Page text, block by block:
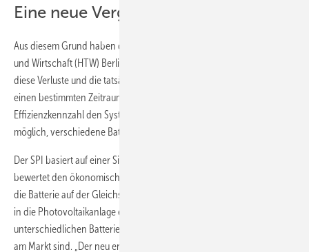
Eine neue Vergleichsgröße
Aus diesem Grund haben die Forscher der Hochschule für Technik
und Wirtschaft (HTW) Berlin jetzt ein neues Label entwickelt, in das all
diese Verluste und die tatsächlich nutzbare Speicherkapazität über
einen bestimmten Zeitraum einfließen. Sie nennen die neue
Effizienzkennzahl den System Performance Index (SPI). Mit ihm ist es
möglich, verschiedene Batteriesysteme vergleichbar zu machen.
Der SPI basiert auf einer Simulation einer Speichernutzung und
bewertet den ökonomischen Systemnutzen. Er bezieht auch ein, ob
die Batterie auf der Gleichstromseite oder auf der Wechselstromseite
in die Photovoltaikanlage eingebunden ist und berücksichtigt die
unterschiedlichen Batteriegrößen der einzelnen Speichersysteme, die
am Markt sind. „Der neu entwickelte System Performance Index ist die